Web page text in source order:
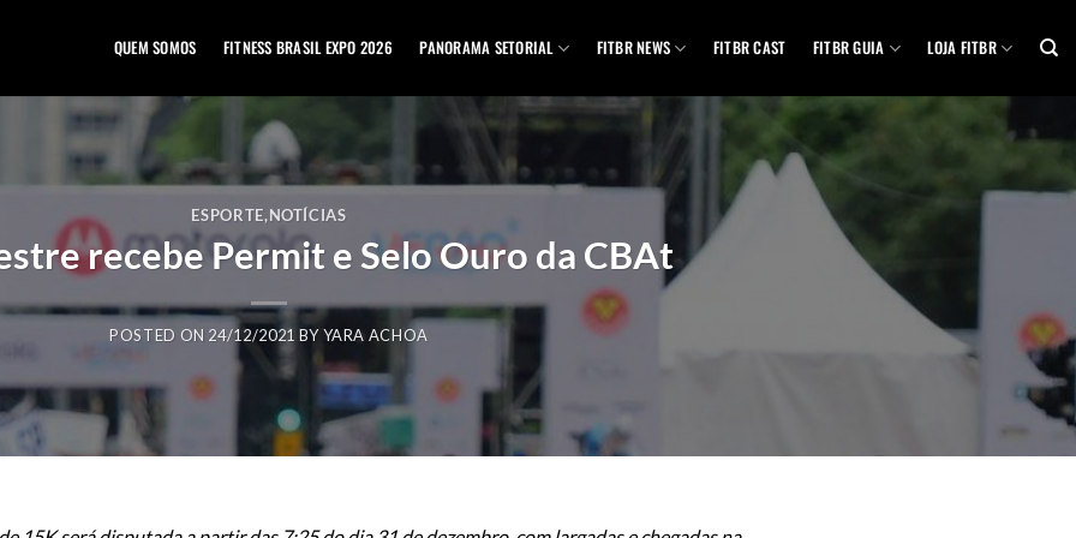
QUEM SOMOS FITNESS BRASIL EXPO 2026 PANORAMA SETORIAL FITBR NEWS FITBR CAST FITBR GUIA LOJA FITBR
ESPORTE,NOTÍCIAS
recebe Permit e Selo Ouro da CBAt
POSTED ON 24/12/2021 BYYARA ACHOA